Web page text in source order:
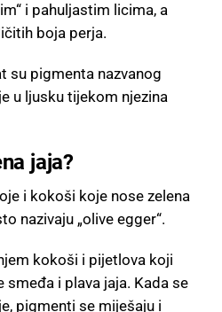
i pahuljastim licima, a
boja perja.
su pigmenta nazvanog
u ljusku tijekom njezina
jaja?
i kokoši koje nose zelena
nazivaju „olive egger“.
kokoši i pijetlova koji
i plava jaja. Kada se
pigmenti se miješaju i